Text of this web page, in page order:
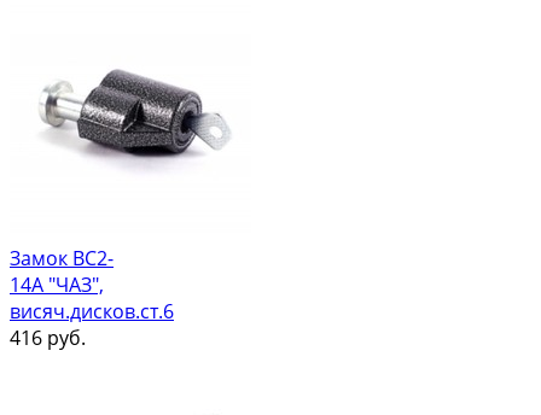
Замок ВС2-
14А "ЧАЗ",
висяч.дисков.ст.6
416 руб.